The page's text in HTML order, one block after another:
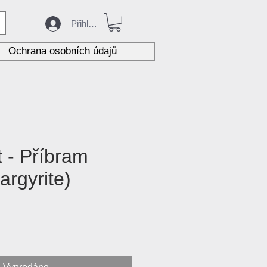
Přihlásit
Ochrana osobních údajů
- Příbram